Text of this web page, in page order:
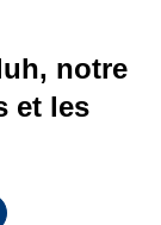
notre
et les